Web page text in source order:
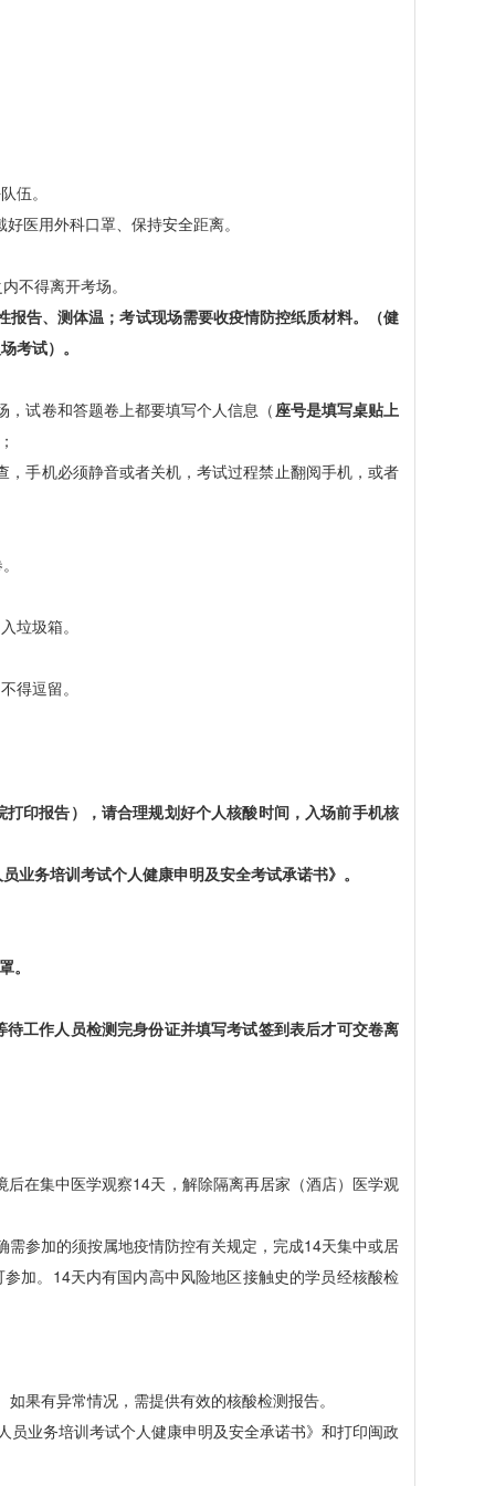
伍。
医用外科口罩、保持安全距离。
不得离开考场。
报告、测体温；考试现场需要收疫情防控纸质材料。（健
考试） 。
试卷和答题卷上都要填写个人信息（ 座号是填写桌贴上
手机必须静音或者关机，考试过程禁止翻阅手机，或者
垃圾箱。
得逗留。
印报告），请合理规划好个人核酸时间，入场前手机核
业务培训考试个人健康申明及安全考试承诺书》 。
。
待工作人员检测完身份证并填写考试签到表后才可交卷离
在集中医学观察14天，解除隔离再居家（酒店）医学观
参加的须按属地疫情防控有关规定，完成14天集中或居
加。14天内有国内高中风险地区接触史的学员经核酸检
果有异常情况，需提供有效的核酸检测报告。
业务培训考试个人健康申明及安全承诺书》和打印闽政